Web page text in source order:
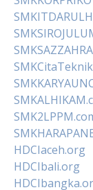
HDCIaceh.org
HDCIbali.org